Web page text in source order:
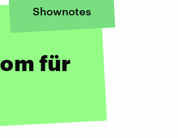
Shownotes
für